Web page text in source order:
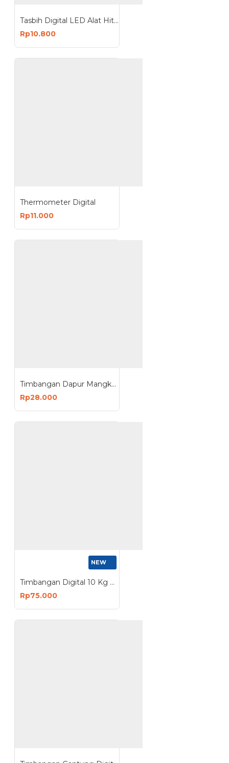
Tasbih Digital LED Alat Hitung Digital
Rp10.800
Thermometer Digital
Rp11.000
Timbangan Dapur Mangkok Digital Dus Biru
Rp28.000
NEW
Timbangan Digital 10 Kg Premium Stainless Digital Kitchen Scale
Rp75.000